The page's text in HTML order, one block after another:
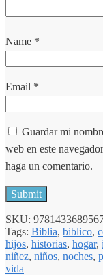
Name *
Email *
Guardar mi
web en este
haga un comentario.
SKU:
Tags: Biblia, biblico,
hijos, historias, hogar,
niñez, niños, noches,
vida